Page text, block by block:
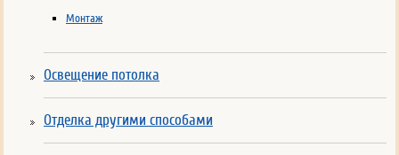
Монтаж
Освещение потолка
Отделка другими способами